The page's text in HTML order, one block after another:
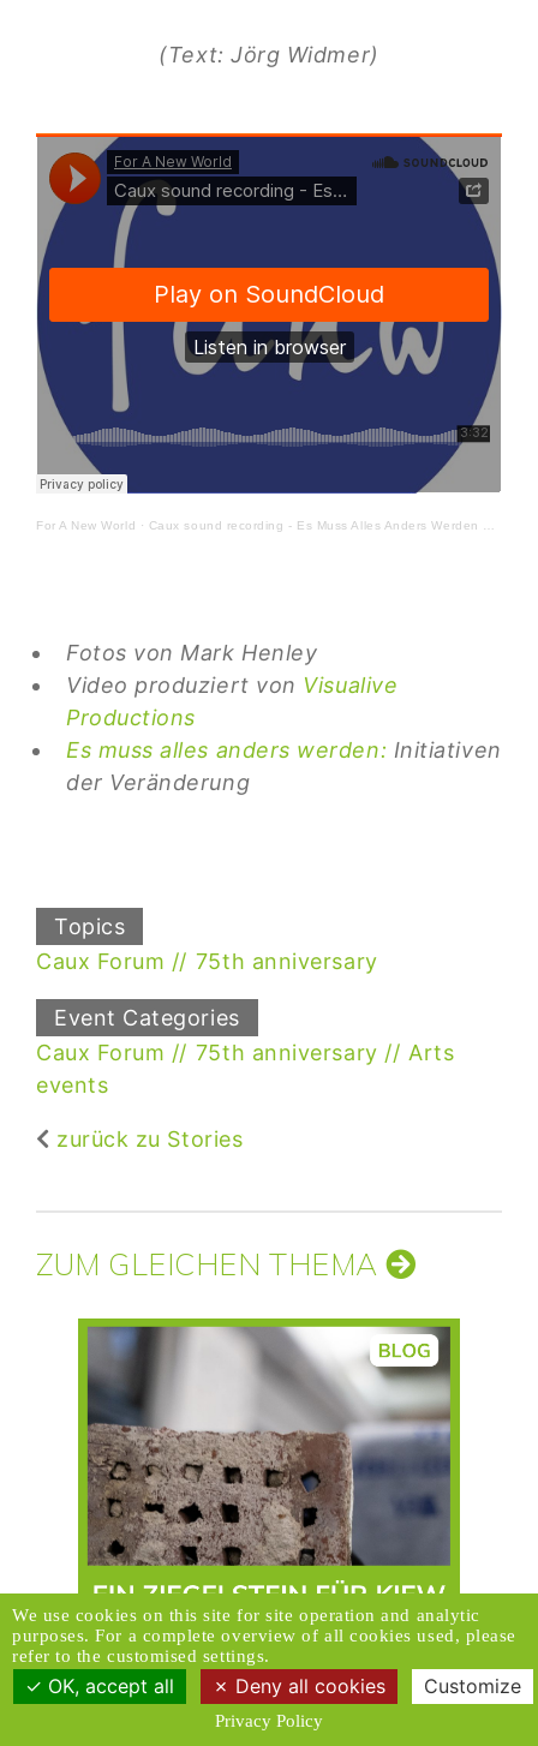
(Text: Jörg Widmer)
For A New World · Caux sound recording - Es Muss Alles Anders Werden 1947 1948 (digital remaster)
Fotos von Mark Henley
Video produziert von Visualive
Productions
Es muss alles anders werden: Initiativen
der Veränderung
Topics
Caux Forum
75th anniversary
Event Categories
Caux Forum
75th anniversary
Arts
events
zurück zu Stories
ZUM GLEICHEN THEMA
We use cookies on this site for site operation and analytic
purposes. For a complete overview of all cookies used, please
refer to the customised settings.
OK, accept all Deny all cookies Customize
Privacy Policy